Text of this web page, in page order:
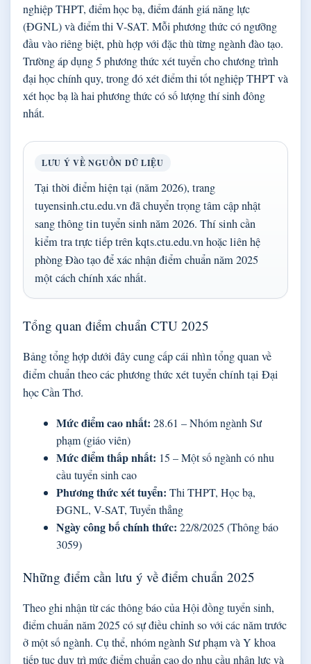
nghiệp THPT, điểm học bạ, điểm đánh giá năng lực
(ĐGNL) và điểm thi V-SAT. Mỗi phương thức có ngưỡng
đầu vào riêng biệt, phù hợp với đặc thù từng ngành đào tạo.
Trường áp dụng 5 phương thức xét tuyển cho chương trình
đại học chính quy, trong đó xét điểm thi tốt nghiệp THPT và
xét học bạ là hai phương thức có số lượng thí sinh đông
nhất.
LƯU Ý VỀ NGUỒN DỮ LIỆU
Tại thời điểm hiện tại (năm 2026), trang
tuyensinh.ctu.edu.vn đã chuyển trọng tâm cập nhật
sang thông tin tuyển sinh năm 2026. Thí sinh cần
kiểm tra trực tiếp trên kqts.ctu.edu.vn hoặc liên hệ
phòng Đào tạo để xác nhận điểm chuẩn năm 2025
một cách chính xác nhất.
Tổng quan điểm chuẩn CTU 2025
Bảng tổng hợp dưới đây cung cấp cái nhìn tổng quan về
điểm chuẩn theo các phương thức xét tuyển chính tại Đại
học Cần Thơ.
Mức điểm cao nhất: 28.61 – Nhóm ngành Sư
phạm (giáo viên)
Mức điểm thấp nhất: 15 – Một số ngành có nhu
cầu tuyển sinh cao
Phương thức xét tuyển: Thi THPT, Học bạ,
ĐGNL, V-SAT, Tuyển thẳng
Ngày công bố chính thức: 22/8/2025 (Thông báo
3059)
Những điểm cần lưu ý về điểm chuẩn 2025
Theo ghi nhận từ các thông báo của Hội đồng tuyển sinh,
điểm chuẩn năm 2025 có sự điều chỉnh so với các năm trước
ở một số ngành. Cụ thể, nhóm ngành Sư phạm và Y khoa
tiếp tục duy trì mức điểm chuẩn cao do nhu cầu nhân lực và